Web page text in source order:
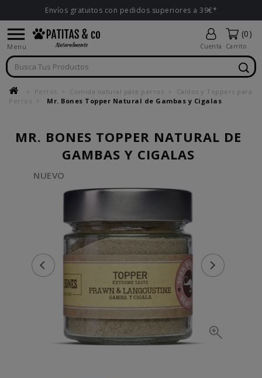
Envíos gratuitos con pedidos superiores a 39€*

Menu Cuenta
(0)
Carrito
Perros Comida natural para perros
Caldos y Toppers para
Perros
Mr. Bones Topper Natural de Gambas y Cigalas
MR. BONES TOPPER NATURAL DE
GAMBAS Y CIGALAS
NUEVO